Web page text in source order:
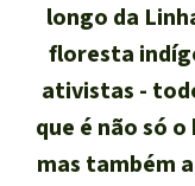
Doar
longo da
floresta
ativistas -
que é não só
mas também